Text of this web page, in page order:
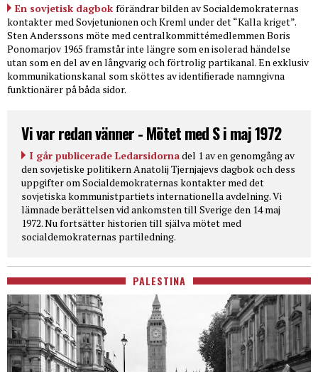
En sovjetisk dagbok förändrar bilden av Socialdemokraternas
kontakter med Sovjetunionen och Kreml under det “Kalla kriget”.
Sten Anderssons möte med centralkommittémedlemmen Boris
Ponomarjov 1965 framstår inte längre som en isolerad händelse
utan som en del av en långvarig och förtrolig partikanal. En exklusiv
kommunikationskanal som sköttes av identifierade namngivna
funktionärer på båda sidor.
Vi var redan vänner - Mötet med S i maj 1972
I går publicerade Ledarsidornadel 1 av en genomgång av
den sovjetiske politikern Anatolij Tjernjajevs dagbok och dess
uppgifter om Socialdemokraternas kontakter med det
sovjetiska kommunistpartiets internationella avdelning. Vi
lämnade berättelsen vid ankomsten till Sverige den 14 maj
1972. Nu fortsätter historien till själva mötet med
socialdemokraternas partiledning.
PALESTINA